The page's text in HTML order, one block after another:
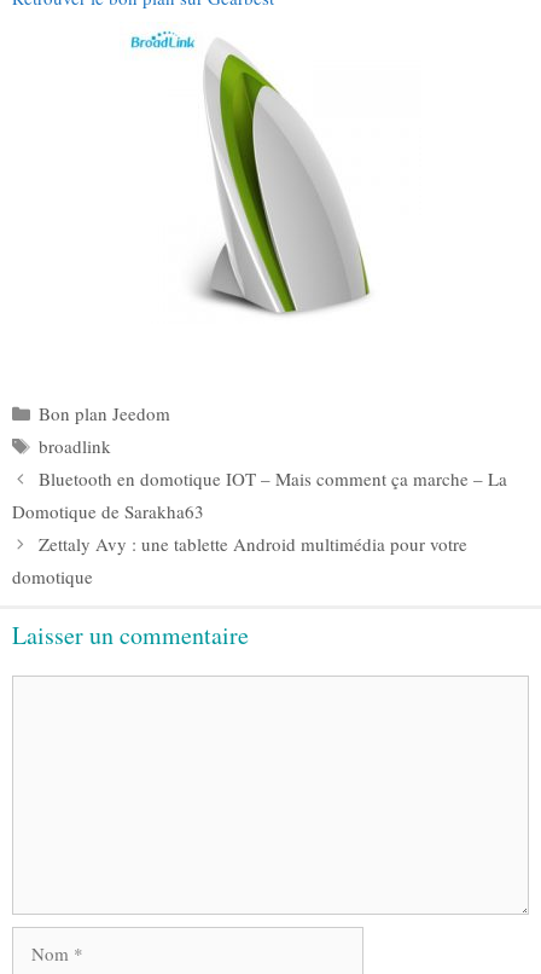
Catégories
Bon plan Jeedom
Étiquettes
broadlink
Bluetooth en domotique IOT – Mais comment ça marche – La
Domotique de Sarakha63
Zettaly Avy : une tablette Android multimédia pour votre
domotique
Laisser un commentaire